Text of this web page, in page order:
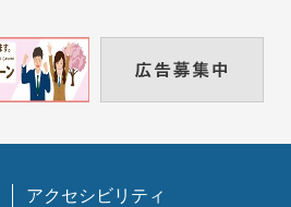
アクセシビリティ